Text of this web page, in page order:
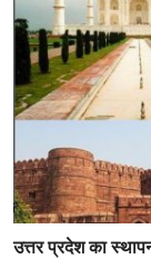
उत्तर प्रदेश का